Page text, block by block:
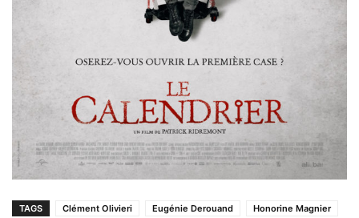
TAGS Clément Olivieri Eugénie Derouand Honorine Magnier